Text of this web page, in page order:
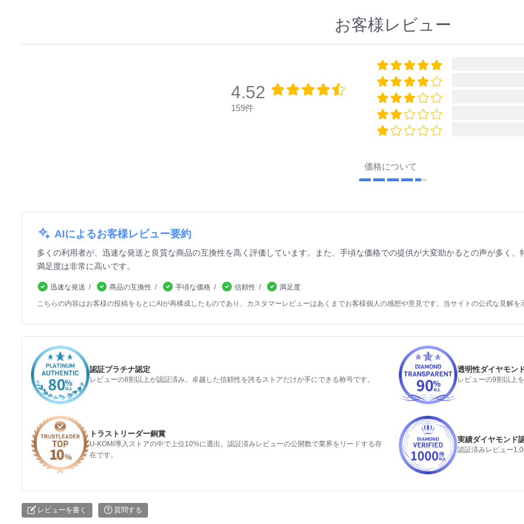
お客様レビュー
4.52
159件
価格について
AIによるお客様レビュー要約
多くの利用者が、迅速な発送と良質な商品の互換性を高く評価しています。また、手頃な価格での提供が大変助かるとの声が多く
満足度は非常に高いです。
迅速な発送 商品の互換性 手頃な価格 信頼性
満足度
こちらの内容はお客様の投稿をもとにAIが再構成したものであり、カスタマーレビューはあくまでお客様個人の感想や意見です。当サイトの公式な見解を
認証プラチナ認定
レビューの8割以上が認証済み。卓越した信頼性を誇るストアだけが手にできる称号です。
透明性ダイヤモン
レビューの9割以上
トラストリーダー銅賞
U-KOMI導入ストアの中で上位10%に選出。認証済みレビューの公開数で業界をリードする存
在です。
実績ダイヤモンド
認証済みレビュー
レビューを書く 質問する